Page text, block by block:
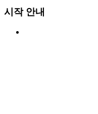
시작 안내